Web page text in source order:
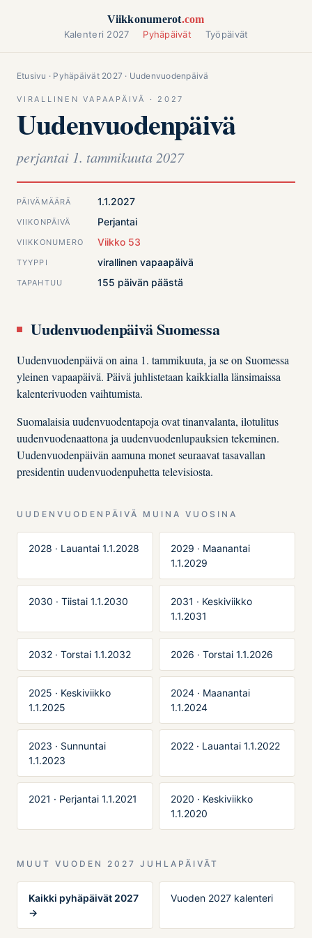
Viikkonumerot.com
Kalenteri 2027 Pyhäpäivät Työpäivät
Etusivu · Pyhäpäivät 2027 · Uudenvuodenpäivä
VIRALLINEN VAPAAPÄIVÄ · 2027
Uudenvuodenpäivä
perjantai 1. tammikuuta 2027
PÄIVÄMÄÄRÄ 1.1.2027
VIIKONPÄIVÄ Perjantai
VIIKKONUMERO Viikko 53
TYYPPI virallinen vapaapäivä
TAPAHTUU 155 päivän päästä
Uudenvuodenpäivä Suomessa
Uudenvuodenpäivä on aina 1. tammikuuta, ja se on Suomessa
yleinen vapaapäivä. Päivä juhlistetaan kaikkialla länsimaissa
kalenterivuoden vaihtumista.
Suomalaisia uudenvuodentapoja ovat tinanvalanta, ilotulitus
uudenvuodenaattona ja uudenvuodenlupauksien tekeminen.
Uudenvuodenpäivän aamuna monet seuraavat tasavallan
presidentin uudenvuodenpuhetta televisiosta.
UUDENVUODENPÄIVÄ MUINA VUOSINA
2028 · Lauantai 1.1.2028
2029 · Maanantai
1.1.2029
2030 · Tiistai 1.1.2030
2031 · Keskiviikko
1.1.2031
2032 · Torstai 1.1.2032 2026 · Torstai 1.1.2026
2025 · Keskiviikko
1.1.2025
2024 · Maanantai
1.1.2024
2023 · Sunnuntai
1.1.2023
2022 · Lauantai 1.1.2022
2021 · Perjantai 1.1.2021
2020 · Keskiviikko
1.1.2020
MUUT VUODEN 2027 JUHLAPÄIVÄT
Kaikki pyhäpäivät 2027
→
Vuoden 2027 kalenteri